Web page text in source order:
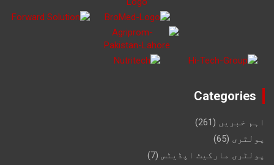
Categories
اہم خبریں (261)
پولٹری (65)
پولٹری مارکیٹ اپڈیٹس (7)